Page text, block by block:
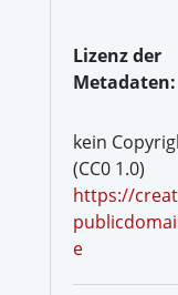
Lizenz der
Metadaten:
kein
(CC0 1.0)
https://
e